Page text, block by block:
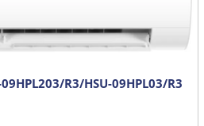
R3/HSU-09HPL03/R3